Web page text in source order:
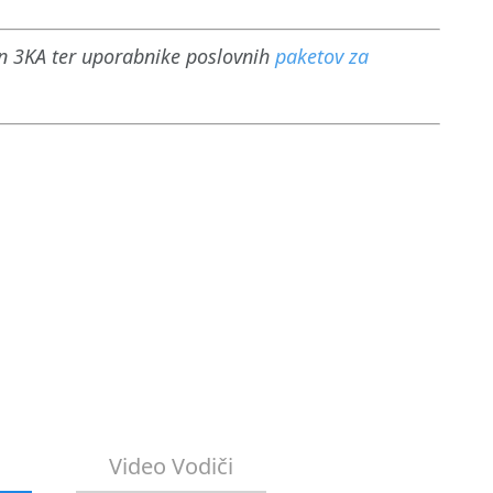
3KA ter uporabnike poslovnihpaketov za
Video Vodiči